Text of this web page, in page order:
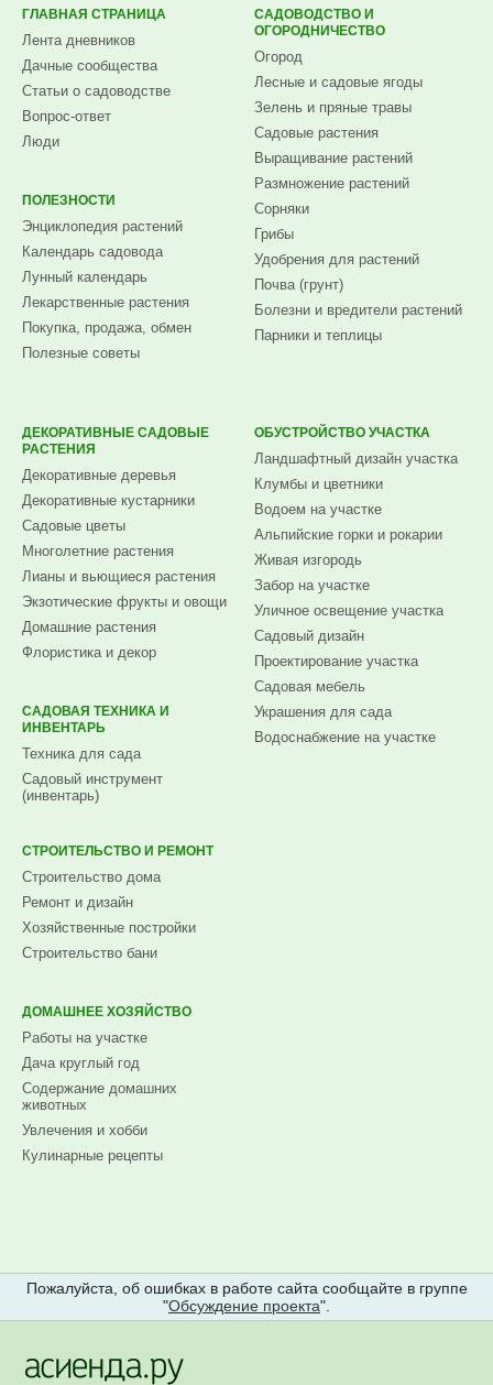
ГЛАВНАЯ СТРАНИЦА
Лента дневников
Дачные сообщества
Статьи о садоводстве
Вопрос-ответ
Люди
ПОЛЕЗНОСТИ
Энциклопедия растений
Календарь садовода
Лунный календарь
Лекарственные растения
Покупка, продажа, обмен
Полезные советы
САДОВОДСТВО И
ОГОРОДНИЧЕСТВО
Огород
Лесные и садовые ягоды
Зелень и пряные травы
Садовые растения
Выращивание растений
Размножение растений
Сорняки
Грибы
Удобрения для растений
Почва (грунт)
Болезни и вредители растений
Парники и теплицы
ДЕКОРАТИВНЫЕ САДОВЫЕ
РАСТЕНИЯ
Декоративные деревья
Декоративные кустарники
Садовые цветы
Многолетние растения
Лианы и вьющиеся растения
Экзотические фрукты и овощи
Домашние растения
Флористика и декор
САДОВАЯ ТЕХНИКА И
ИНВЕНТАРЬ
Техника для сада
Садовый инструмент
(инвентарь)
ОБУСТРОЙСТВО УЧАСТКА
Ландшафтный дизайн участка
Клумбы и цветники
Водоем на участке
Альпийские горки и рокарии
Живая изгородь
Забор на участке
Уличное освещение участка
Садовый дизайн
Проектирование участка
Садовая мебель
Украшения для сада
Водоснабжение на участке
СТРОИТЕЛЬСТВО И РЕМОНТ
Строительство дома
Ремонт и дизайн
Хозяйственные постройки
Строительство бани
ДОМАШНЕЕ ХОЗЯЙСТВО
Работы на участке
Дача круглый год
Содержание домашних
животных
Увлечения и хобби
Кулинарные рецепты
Пожалуйста, об ошибках в работе сайта сообщайте в группе
"Обсуждение проекта".